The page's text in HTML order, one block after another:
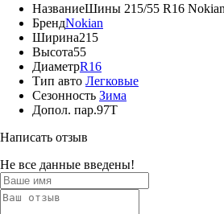
НазваниеШины 215/55 R16
БрендNokian
Ширина215
Высота55
ДиаметрR16
Тип авто Легковые
Сезонность Зима
Допол. пар.97T
Написать отзыв
Не все данные введены!